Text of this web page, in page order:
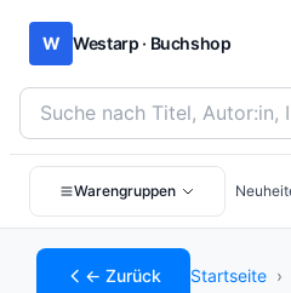
W Westarp · Buchshop
Bücher suchen nach Titel, Autor:in
Warengruppen
← Zurück Startseite ›